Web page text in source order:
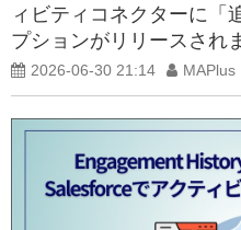
ィビティコネクターに「
プションがリリースされ
2026-06-30 21:14 MAPlus